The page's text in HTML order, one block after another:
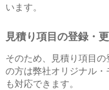
います。
見積り項目の登録・
そのため、見積り項目
の方は弊社オリジナル
も対応できます。